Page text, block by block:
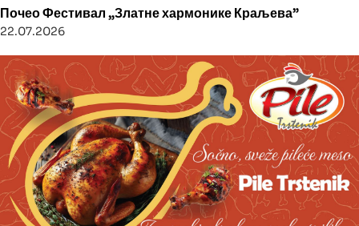
Почео Фестивал „Златне хармонике Краљева”
22.07.2026